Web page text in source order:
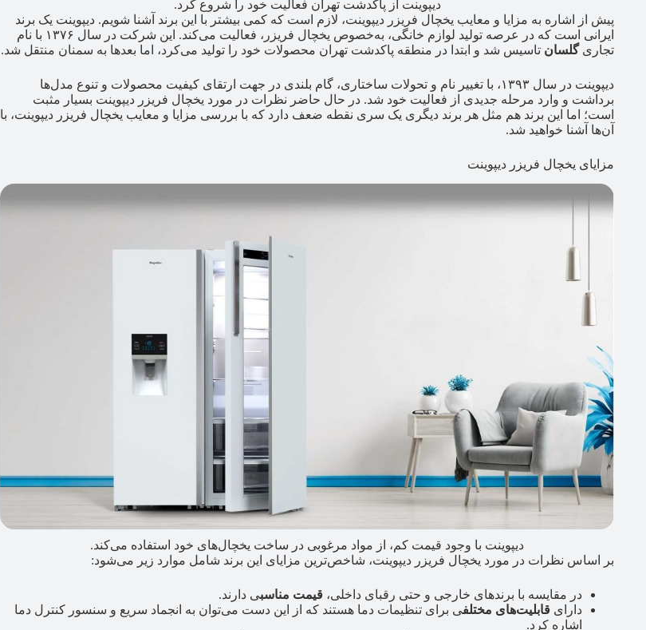
دیپوینت از پاکدشت تهران فعالیت خود را شروع کرد.
پیش از اشاره به مزایا و معایب یخچال فریزر دیپوینت، لازم است که کمی بیشتر با این برند آشنا شویم. دیپوینت یک برند
ایرانی است که در عرصه تولید لوازم خانگی، به‌خصوص یخچال فریزر، فعالیت می‌کند. این شرکت در سال ۱۳۷۶ با نام
تجاریگلسان تاسیس شد و ابتدا در منطقه پاکدشت تهران محصولات خود را تولید می‌کرد، اما بعدها به سمنان منتقل شد.
دیپوینت در سال ۱۳۹۳، با تغییر نام و تحولات ساختاری، گام بلندی در جهت ارتقای کیفیت محصولات و تنوع مدل‌ها
برداشت و وارد مرحله جدیدی از فعالیت خود شد. در حال حاضر نظرات در مورد یخچال فریزر دیپوینت بسیار مثبت
است؛ اما این برند هم مثل هر برند دیگری یک سری نقطه ضعف دارد که با بررسی مزایا و معایب یخچال فریزر دیپوینت، با
آن‌ها آشنا خواهید شد.
مزایای یخچال فریزر دیپوینت
دیپوینت با وجود قیمت کم، از مواد مرغوبی در ساخت یخچال‌های خود استفاده می‌کند.
بر اساس نظرات در مورد یخچال فریزر دیپوینت، شاخص‌ترین مزایای این برند شامل موارد زیر می‌شود:
در مقایسه با برندهای خارجی و حتی رقبای داخلی، قیمت مناسبی دارند.
دارای قابلیت‌های مختلفی برای تنظیمات دما هستند که از این دست می‌توان به انجماد سریع و سنسور کنترل دما
اشاره کرد.